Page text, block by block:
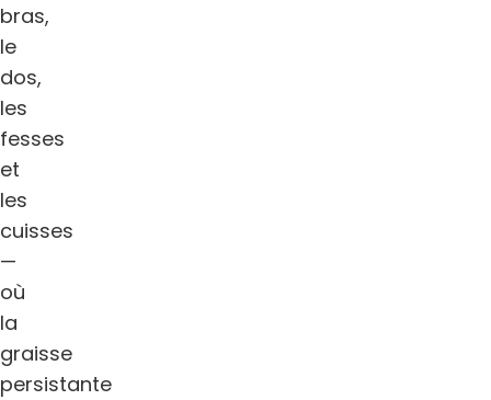
bras,
le
dos,
les
fesses
et
les
cuisses
—
où
la
graisse
persistante